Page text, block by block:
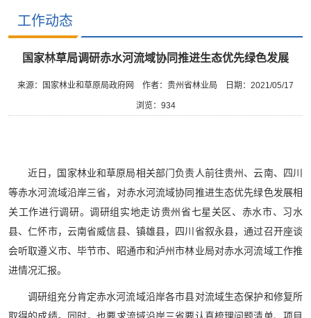
工作动态
国家林草局调研赤水河流域协同推进生态优先绿色发展
来源：国家林业和草原局政府网 作者：​贵州省林业局 日期：2021/05/17
浏览： 934
近日，国家林业和草原局相关部门负责人前往贵州、云南、四川
等赤水河流域沿岸三省，对赤水河流域协同推进生态优先绿色发展相
关工作进行调研。调研组实地走访贵州省七星关区、赤水市、习水
县、仁怀市，云南省威信县、镇雄县，四川省叙永县，通过召开座谈
会听取遵义市、毕节市、昭通市和泸州市林业局对赤水河流域工作推
进情况汇报。
调研组充分肯定赤水河流域沿岸各市县对流域生态保护和修复所